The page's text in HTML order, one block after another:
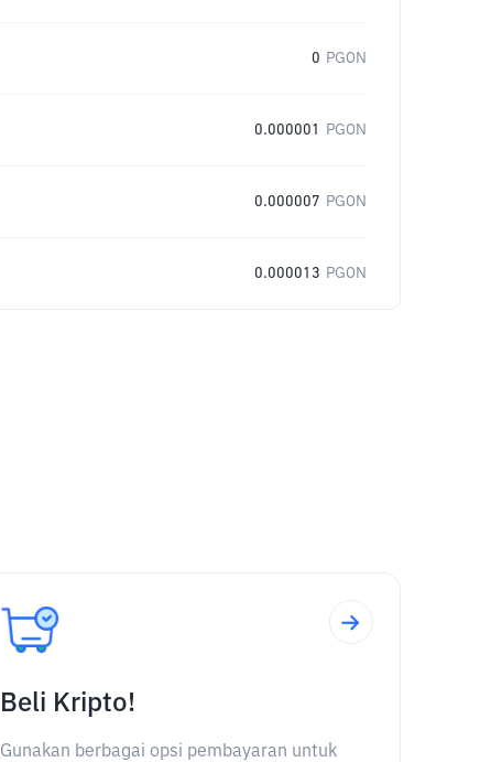
0 PGON
0.000001 PGON
0.000007 PGON
0.000013 PGON
Beli Kripto!
Gunakan berbagai opsi pembayaran untuk